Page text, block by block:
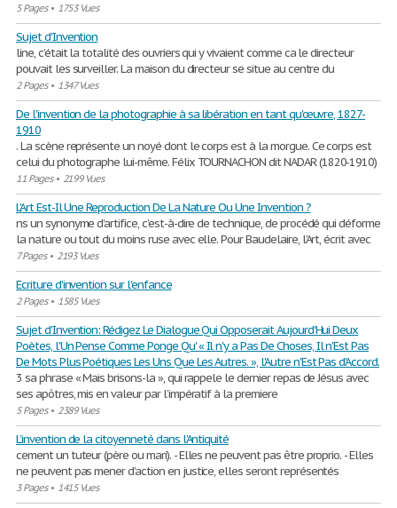
5 Pages• 1753 Vues
Sujet d'Invention
line, c’était la totalité des ouvriers qui y vivaient comme ca le directeur
pouvait les surveiller. La maison du directeur se situe au centre du
2 Pages• 1347 Vues
De l'invention de la photographie à sa libération en tant qu'œuvre, 1827-
1910
. La scène représente un noyé dont le corps est à la morgue. Ce corps est
celui du photographe lui-même. Félix TOURNACHON dit NADAR (1820-1910)
11 Pages• 2199 Vues
L'Art Est-Il Une Reproduction De La Nature Ou Une Invention ?
ns un synonyme d’artifice, c’est-à-dire de technique, de procédé qui déforme
la nature ou tout du moins ruse avec elle. Pour Baudelaire, l’Art, écrit avec
7 Pages• 2193 Vues
Ecriture d'invention sur l'enfance
2 Pages• 1585 Vues
Sujet d'Invention: Rédigez Le Dialogue Qui Opposerait Aujourd'Hui Deux
Poètes, l'Un Pense Comme Ponge Qu' « Il n'y a Pas De Choses, Il n'Est Pas
De Mots Plus Poétiques Les Uns Que Les Autres. », l'Autre n'Est Pas d'Accord.
3 sa phrase « Mais brisons-la », qui rappele le dernier repas de Jésus avec
ses apôtres, mis en valeur par l’impératif à la premiere
5 Pages• 2389 Vues
L’invention de la citoyenneté dans l’Antiquité
cement un tuteur (père ou mari). - Elles ne peuvent pas être proprio. - Elles
ne peuvent pas mener d’action en justice, elles seront représentés
3 Pages• 1415 Vues